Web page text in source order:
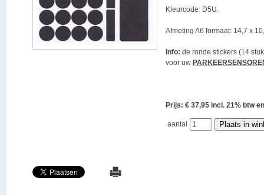
Kleurcode: D5U.
Afmeting A6 formaat: 14,7 x
Info: de ronde stickers (14
voor uw
Prijs: € 37,95 incl. 21% btw
aantal